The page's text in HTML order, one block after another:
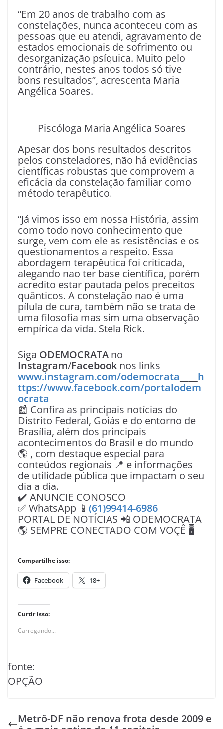
“Em 20 anos de trabalho com as
constelações, nunca aconteceu com as
pessoas que eu atendi, agravamento de
estados emocionais de sofrimento ou
desorganização psíquica. Muito pelo
contrário, nestes anos todos só tive
bons resultados”, acrescenta Maria
Angélica Soares.
Piscóloga Maria Angélica Soares
Apesar dos bons resultados descritos
pelos consteladores, não há evidências
científicas robustas que comprovem a
eficácia da constelação familiar como
método terapêutico.
“Já vimos isso em nossa História, assim
como todo novo conhecimento que
surge, vem com ele as resistências e os
questionamentos a respeito. Essa
abordagem terapêutica foi criticada,
alegando nao ter base científica, porém
acredito estar pautada pelos preceitos
quânticos. A constelação nao é uma
pílula de cura, também não se trata de
uma filosofia mas sim uma observação
empírica da vida. Stela Rick.
Siga ODEMOCRATA no
Instagram/Facebook nos links
www.instagram.com/odemocrata
h
ttps://www.facebook.com/portalodem
ocrata
📰 Confira as principais notícias do
Distrito Federal, Goiás e do entorno de
Brasília, além dos principais
acontecimentos do Brasil e do mundo
🌎 , com destaque especial para
conteúdos regionais 📍 e informações
de utilidade pública que impactam o seu
dia a dia.
✔️ ANUNCIE CONOSCO
✅ WhatsApp 📱 (61)99414-6986
PORTAL DE NOTÍCIAS 📲 ODEMOCRATA
🌎 SEMPRE CONECTADO COM VOÇÊ 🖥️
Compartilhe isso:
Facebook 18+
Curtir isso:
Carregando...
fonte:
OPÇÃO
Metrô-DF não renova frota desde 2009 e